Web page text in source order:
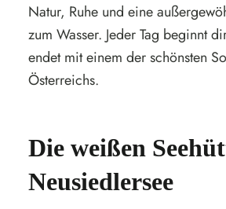
Natur, Ruhe und eine
zum Wasser. Jeder Tag beginnt
endet mit einem der schönsten
Österreichs.
Die weißen
Neusiedlersee